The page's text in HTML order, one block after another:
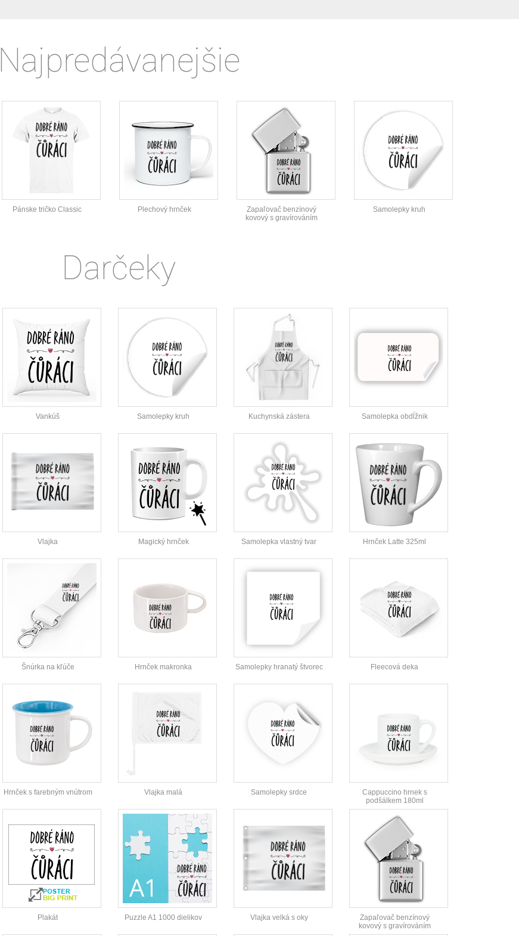
Najpredávanejšie
Pánske tričko Classic Plechový hrnček
Zapaľovač benzínový
kovový s gravírováním
Samolepky kruh
Darčeky
Vankúš Samolepky kruh Kuchynská zástera Samolepka obdĺžnik
Vlajka Magický hrnček Samolepka vlastný tvar Hrnček Latte 325ml
Šnúrka na kľúče Hrnček makronka Samolepky hranatý štvorec Fleecová deka
Hrnček s farebným vnútrom Vlajka malá Samolepky srdce
Cappuccino hrnek s
podšálkem 180ml
Plakát Puzzle A1 1000 dielikov Vlajka velká s oky
Zapaľovač benzínový
kovový s gravírováním